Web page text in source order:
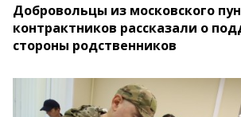
Добровольцы из московского
контрактников рассказали о
стороны родственников